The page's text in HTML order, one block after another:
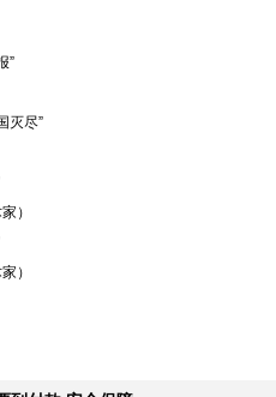
”
灭尽”
）
）